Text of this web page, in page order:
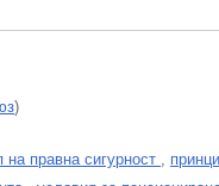
)
на правна сигурност